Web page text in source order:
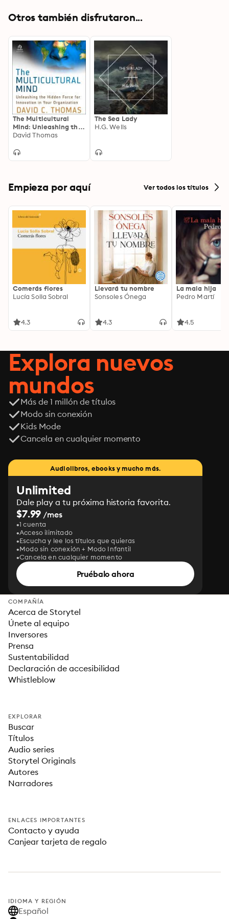
Otros también disfrutaron...
The Multicultural
Mind: Unleashing the
Hidden Force for
Organization
David Thomas
The Sea Lady
H.G. Wells
Empieza por aquí Ver todos los títulos
Comerás flores
Lucía Solla Sobral
4.3
Llevará tu nombre
Sonsoles Ónega
4.3
La mala hija
Pedro Martí
4.5
Explora nuevos
mundos
Más de 1 millón de títulos
Modo sin conexión
Kids Mode
Cancela en cualquier momento
Audiolibros, ebooks y mucho más.
Unlimited
Dale play a tu próxima historia favorita.
$7.99 /mes
1 cuenta
Acceso ilimitado
Escucha y lee los títulos que quieras
Modo sin conexión + Modo Infantil
Cancela en cualquier momento
Pruébalo ahora
COMPAÑÍA
Acerca de Storytel
Únete al equipo
Inversores
Prensa
Sustentabilidad
Declaración de accesibilidad
Whistleblow
EXPLORAR
Buscar
Títulos
Audio series
Storytel Originals
Autores
Narradores
ENLACES IMPORTANTES
Contacto y ayuda
Canjear tarjeta de regalo
IDIOMA Y REGIÓN
Español